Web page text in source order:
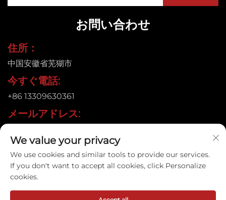
お問い合わせ
住所：
中国安徽省芜猢市
今すぐ電話:
+86 13309630361
メールアドレス:
Copyright © 2026 Anhui Jujie Automation Technology
Co.,LTD. すべての権利を保有。 |
We value your privacy
We use cookies and similar tools to provide our services.
If you don't want to accept all cookies, click Personalize
cookies.